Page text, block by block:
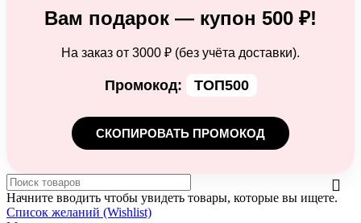
Вам подарок — купон 500 ₽!
На заказ от 3000 ₽ (без учёта доставки).
Промокод: ТОП500
СКОПИРОВАТЬ ПРОМОКОД
Начните вводить чтобы увидеть товары, которые вы ищете.
Список желаний (Wishlist)